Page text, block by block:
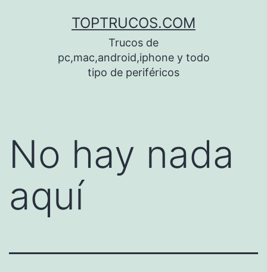
TOPTRUCOS.COM
Trucos de
pc,mac,android,iphone y todo
tipo de periféricos
No hay nada
aquí